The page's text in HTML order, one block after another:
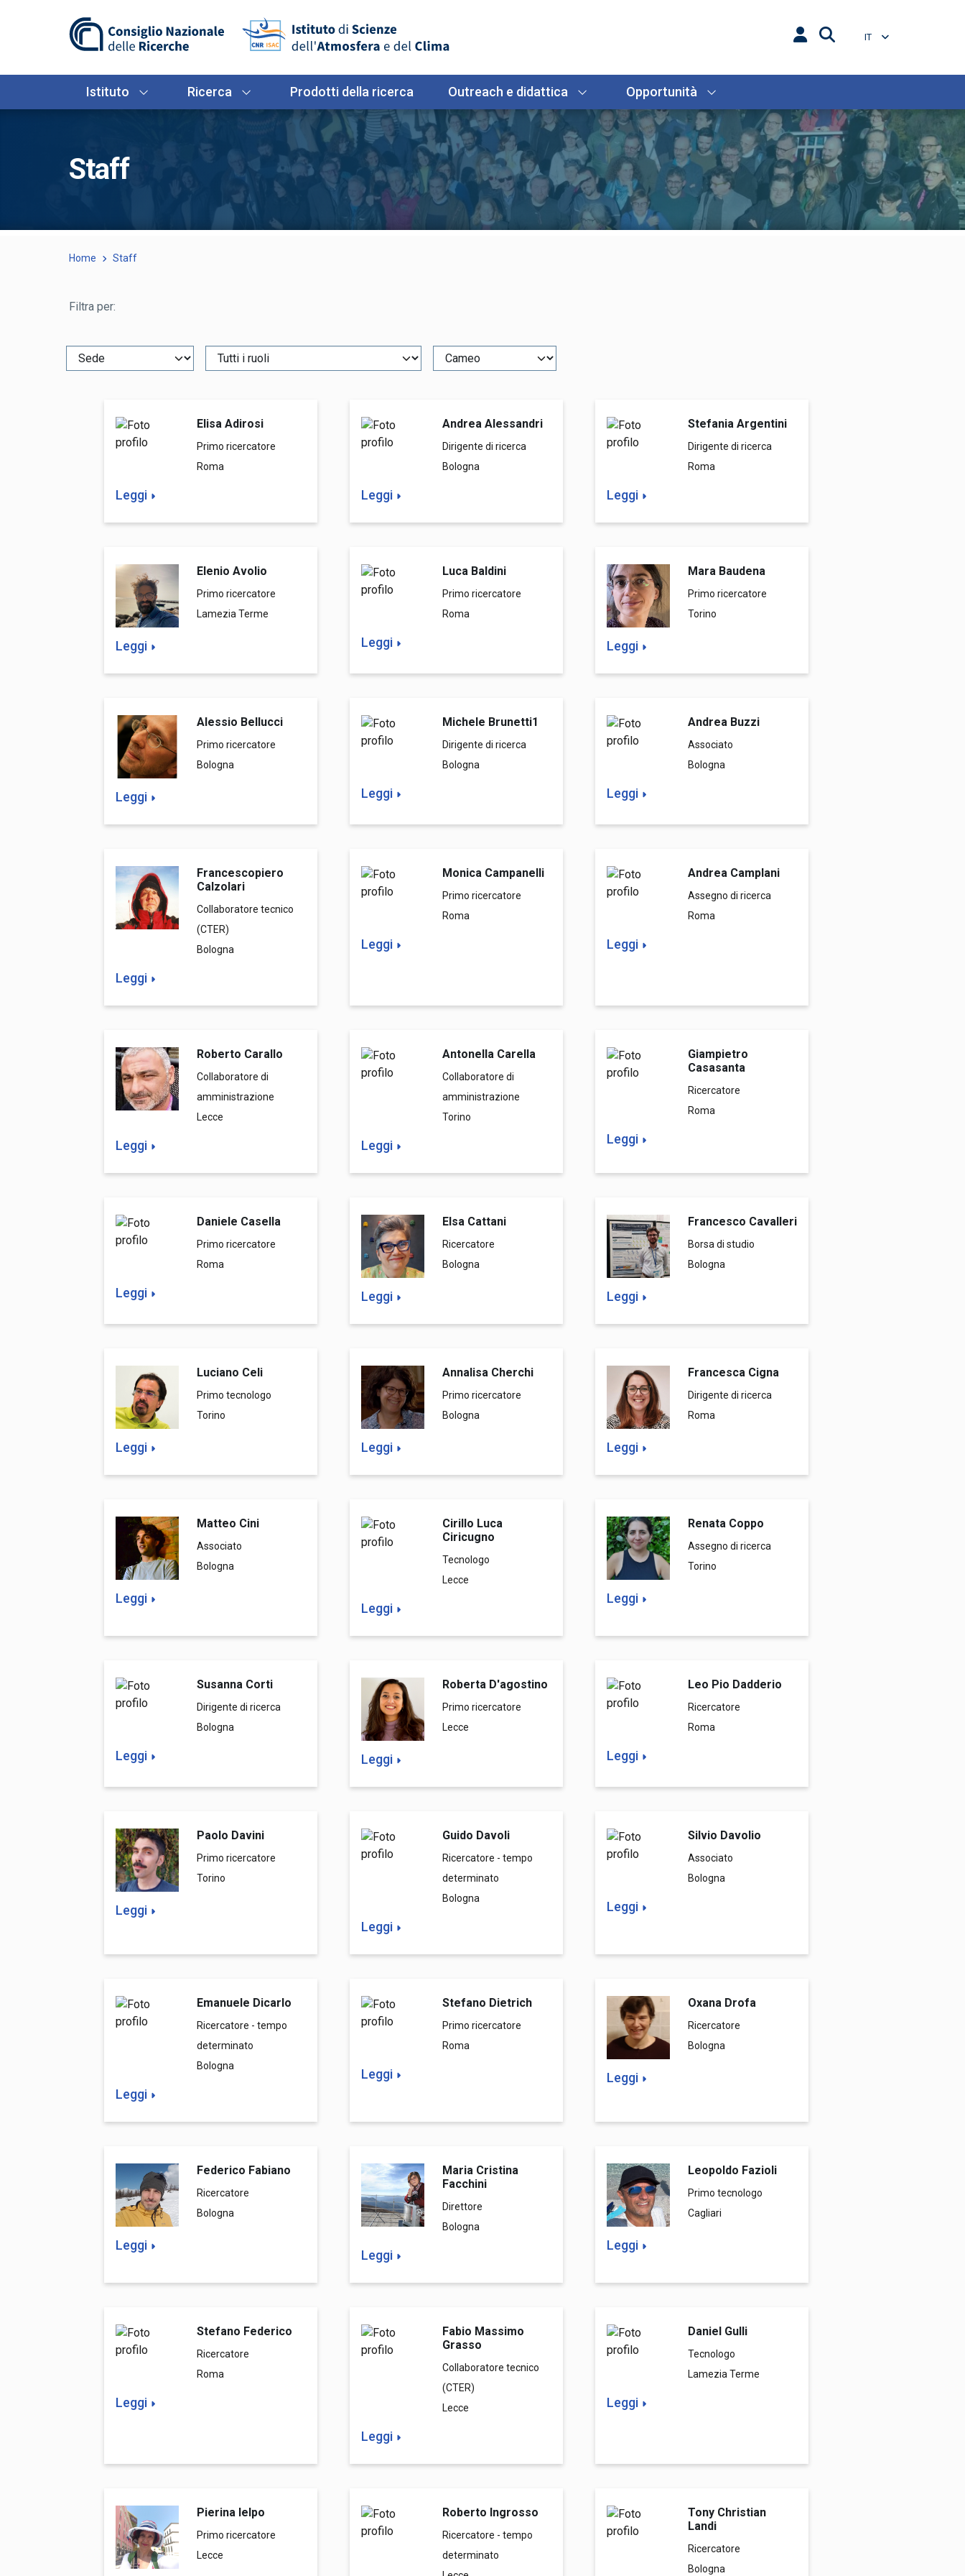
IT
Istituto Ricerca Prodotti della ricerca Outreach e didattica Opportunità
Staff
Home Staff
Filtra per:
Elisa Adirosi
Primo ricercatore
Roma
Leggi
Andrea Alessandri
Dirigente di ricerca
Bologna
Leggi
Stefania Argentini
Dirigente di ricerca
Roma
Leggi
Elenio Avolio
Primo ricercatore
Lamezia Terme
Leggi
Luca Baldini
Primo ricercatore
Roma
Leggi
Mara Baudena
Primo ricercatore
Torino
Leggi
Alessio Bellucci
Primo ricercatore
Bologna
Leggi
Michele Brunetti1
Dirigente di ricerca
Bologna
Leggi
Andrea Buzzi
Associato
Bologna
Leggi
Francescopiero
Calzolari
Collaboratore tecnico
(CTER)
Bologna
Leggi
Monica Campanelli
Primo ricercatore
Roma
Leggi
Andrea Camplani
Assegno di ricerca
Roma
Leggi
Roberto Carallo
Collaboratore di
amministrazione
Lecce
Leggi
Antonella Carella
Collaboratore di
amministrazione
Torino
Leggi
Giampietro
Casasanta
Ricercatore
Roma
Leggi
Daniele Casella
Primo ricercatore
Roma
Leggi
Elsa Cattani
Ricercatore
Bologna
Leggi
Francesco Cavalleri
Borsa di studio
Bologna
Leggi
Luciano Celi
Primo tecnologo
Torino
Leggi
Annalisa Cherchi
Primo ricercatore
Bologna
Leggi
Francesca Cigna
Dirigente di ricerca
Roma
Leggi
Matteo Cini
Associato
Bologna
Leggi
Cirillo Luca
Ciricugno
Tecnologo
Lecce
Leggi
Renata Coppo
Assegno di ricerca
Torino
Leggi
Susanna Corti
Dirigente di ricerca
Bologna
Leggi
Roberta D'agostino
Primo ricercatore
Lecce
Leggi
Leo Pio Dadderio
Ricercatore
Roma
Leggi
Paolo Davini
Primo ricercatore
Torino
Leggi
Guido Davoli
Ricercatore - tempo
determinato
Bologna
Leggi
Silvio Davolio
Associato
Bologna
Leggi
Emanuele Dicarlo
Ricercatore - tempo
determinato
Bologna
Leggi
Stefano Dietrich
Primo ricercatore
Roma
Leggi
Oxana Drofa
Ricercatore
Bologna
Leggi
Federico Fabiano
Ricercatore
Bologna
Leggi
Maria Cristina
Facchini
Direttore
Bologna
Leggi
Leopoldo Fazioli
Primo tecnologo
Cagliari
Leggi
Stefano Federico
Ricercatore
Roma
Leggi
Fabio Massimo
Grasso
Collaboratore tecnico
(CTER)
Lecce
Leggi
Daniel Gulli
Tecnologo
Lamezia Terme
Leggi
Pierina Ielpo
Primo ricercatore
Lecce
Roberto Ingrosso
Ricercatore - tempo
determinato
Tony Christian
Landi
Ricercatore
Bologna